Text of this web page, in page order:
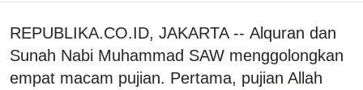
REPUBLIKA.CO.ID, JAKARTA -- Alquran dan
Sunah Nabi Muhammad SAW menggolongkan
empat macam pujian. Pertama, pujian Allah